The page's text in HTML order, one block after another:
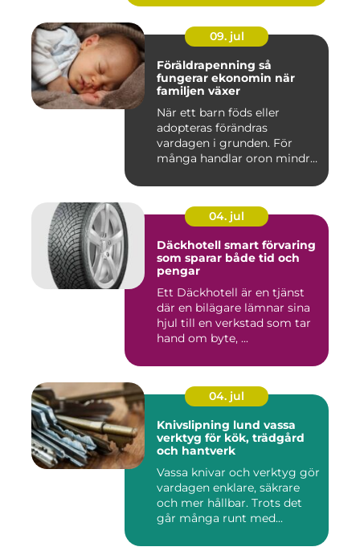
09. jul
Föräldrapenning så
fungerar ekonomin när
familjen växer
När ett barn föds eller
adopteras förändras
vardagen i grunden. För
många handlar oron mindre
04. jul
Däckhotell smart förvaring
som sparar både tid och
pengar
Ett Däckhotell är en tjänst
där en bilägare lämnar sina
hjul till en verkstad som tar
hand om byte, ...
04. jul
Knivslipning lund vassa
verktyg för kök, trädgård
och hantverk
Vassa knivar och verktyg gör
vardagen enklare, säkrare
och mer hållbar. Trots det
går många runt med...